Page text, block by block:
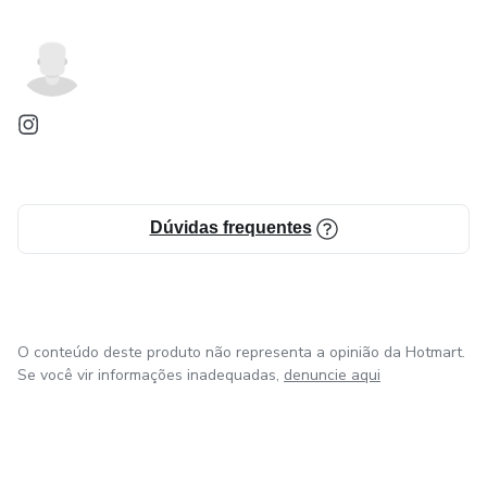
Dúvidas frequentes
O conteúdo deste produto não representa a opinião da Hotmart.
Se você vir informações inadequadas, denuncie aqui